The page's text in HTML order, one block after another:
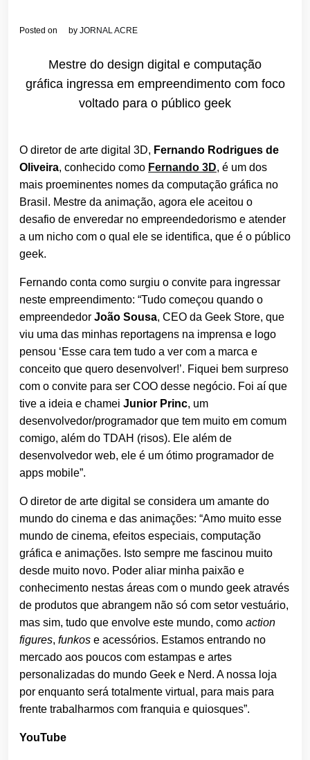
Posted on by JORNAL ACRE
Mestre do design digital e computação
gráficaingressa em empreendimento com foco
voltado para o público geek
O diretor de arte digital 3D, Fernando Rodrigues de
Oliveira, conhecido como Fernando 3D, é um dos
mais proeminentes nomes da computação gráfica no
Brasil. Mestre da animação, agora ele aceitou o
desafio de enveredar no empreendedorismo e atender
a um nicho com o qual ele se identifica, que é o público
geek.
Fernando conta como surgiu o convite para ingressar
neste empreendimento: “Tudo começou quando o
empreendedor João Sousa, CEO da Geek Store, que
viu uma das minhas reportagens na imprensa e logo
pensou ‘Esse cara tem tudo a ver com a marca e
conceito que quero desenvolver!’. Fiquei bem surpreso
com o convite para ser COO desse negócio. Foi aí que
tive a ideia e chamei Junior Princ, um
desenvolvedor/programador que tem muito em comum
comigo, além do TDAH (risos). Ele além de
desenvolvedor web, ele é um ótimo programador de
apps mobile”.
O diretor de arte digital se considera um amante do
mundo do cinema e das animações: “Amo muito esse
mundo de cinema, efeitos especiais, computação
gráfica e animações. Isto sempre me fascinou muito
desde muito novo. Poder aliar minha paixão e
conhecimento nestas áreas com o mundo geek através
de produtos que abrangem não só com setor vestuário,
mas sim, tudo que envolve este mundo, como action
figures, funkos e acessórios. Estamos entrando no
mercado aos poucos com estampas e artes
personalizadas do mundo Geek e Nerd. A nossa loja
por enquanto será totalmente virtual, para mais para
frente trabalharmos com franquia e quiosques”.
YouTube